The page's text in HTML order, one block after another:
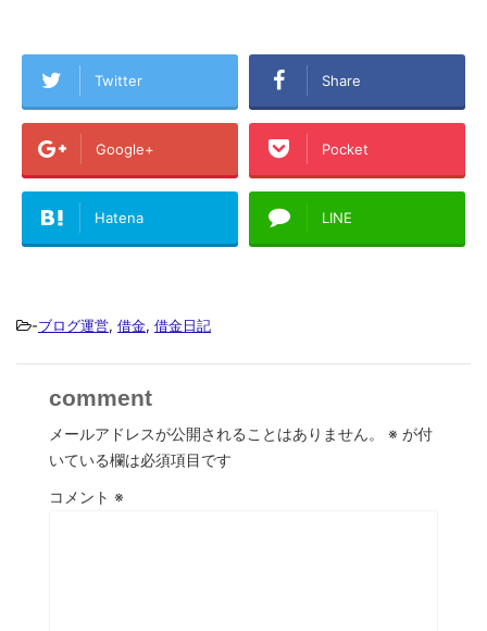
Twitter Share
Google+ Pocket
Hatena LINE
-ブログ運営, 借金, 借金日記
comment
メールアドレスが公開されることはありません。 ※ が付
いている欄は必須項目です
コメント ※